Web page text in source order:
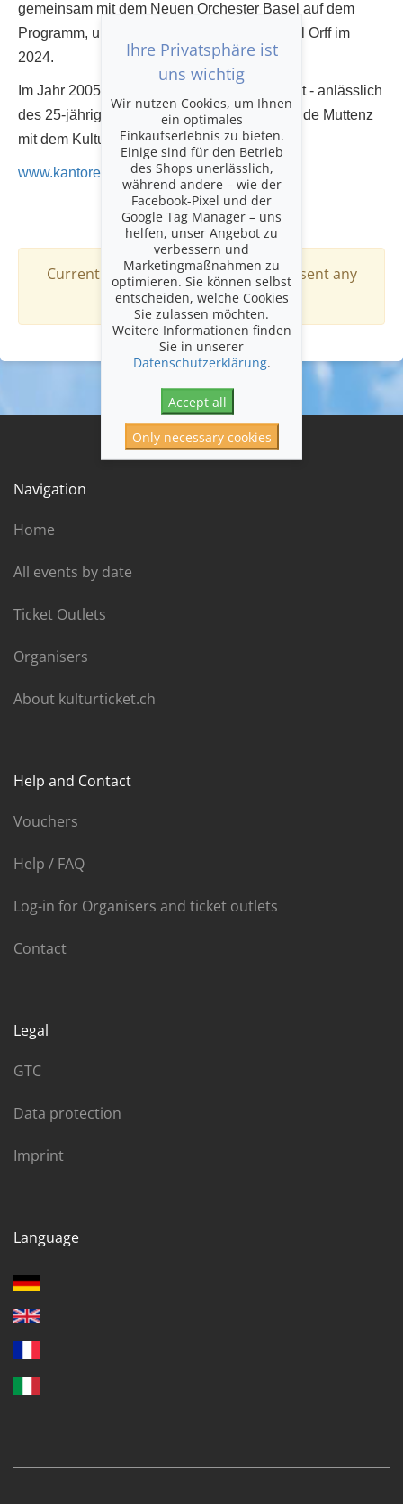
gemeinsam mit dem Neuen Orchester Basel auf dem
Programm, u.a. die Carmina Burana von Carl Orff im
2024.
Im Jahr 2005 wurde die Kantorei St. Arbogast - anlässlich
des 25-jährigen Bestehens - von der Gemeinde Muttenz
mit dem Kulturpreis ausgezeichnet.
www.kantoreistarbogast.ch
Currently this organiser does not present any
events.
Navigation
Home
All events by date
Ticket Outlets
Organisers
About kulturticket.ch
Help and Contact
Vouchers
Help / FAQ
Log-in for Organisers and ticket outlets
Contact
Legal
GTC
Data protection
Imprint
Language
Ihre Privatsphäre ist
uns wichtig
Wir nutzen Cookies, um Ihnen
ein optimales
Einkaufserlebnis zu bieten.
Einige sind für den Betrieb
des Shops unerlässlich,
während andere – wie der
Facebook-Pixel und der
Google Tag Manager – uns
helfen, unser Angebot zu
verbessern und
Marketingmaßnahmen zu
optimieren. Sie können selbst
entscheiden, welche Cookies
Sie zulassen möchten.
Weitere Informationen finden
Sie in unserer
Datenschutzerklärung.
Accept all
Only necessary cookies